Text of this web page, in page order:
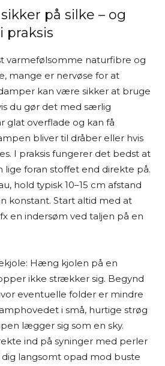
på silke – og
praksis
varmefølsomme naturfibre og
mange er nervøse for at
kan være sikker at bruge
du gør det med særlig
glat overflade og kan få
bliver til dråber eller hvis
I praksis fungerer det bedst at
foran stoffet end direkte på.
hold typisk 10–15 cm afstand
konstant. Start altid med at
en indersøm ved taljen på en
Hæng kjolen på en
ikke strækker sig. Begynd
eventuelle folder er mindre
i små, hurtige strøg
lægger sig som en sky.
ind på syninger med perler
langsomt opad mod buste